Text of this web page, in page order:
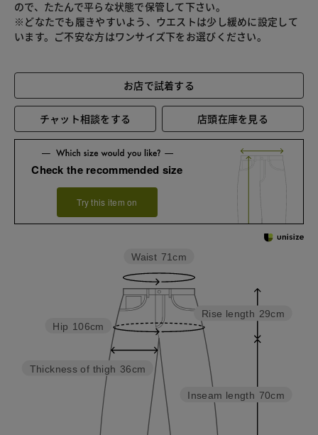
ので、たたんで平らな状態で保管して下さい。
※どなたでも履きやすいよう、ウエストは少し緩めに設定して
います。ご不安な方はワンサイズ下をお選びください。
お店で試着する
チャット相談をする 店頭在庫を見る
Check the recommended size
Try this item on
Inseam length 70cm
Rise length 29cm
Thickness of thigh 36cm
Hip 106cm
Waist 71cm